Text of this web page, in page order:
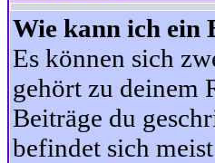
Wie kann ich ein
Es können sich
gehört zu deinem
Beiträge du
befindet sich